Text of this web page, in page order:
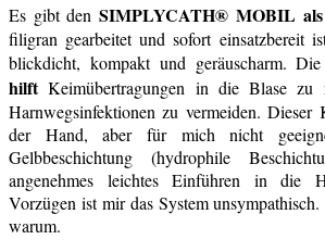
Es gibt denSIMPLYCATH® MOBIL als
filigran gearbeitet und sofort einsatzbereit
blickdicht, kompakt und geräuscharm.
hilftKeimübertragungen in die Blase zu
Harnwegsinfektionen zu vermeiden.
der Hand, aber für mich nicht
Gelbbeschichtung (hydrophile
angenehmes leichtes Einführen in die
Vorzügen ist mir das System
warum.